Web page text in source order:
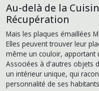
Au-delà de la
Récupération
Mais les plaques émaillées
Elles peuvent trouver leur
même un couloir, apportant
Associées à d'autres objets
un intérieur unique, qui
personnalité de ses